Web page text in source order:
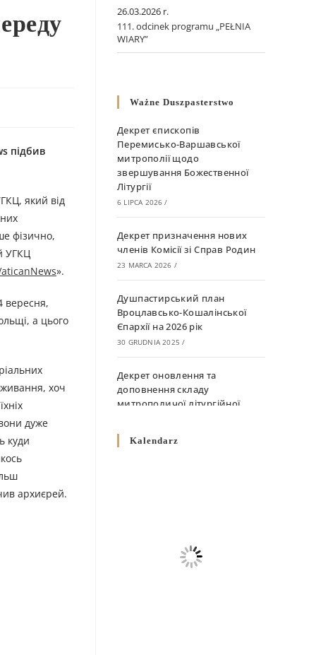
підбив
який від
фізично,
УГКЦ
».
вересня,
а цього
хоч
дуже
куди
архиєрей.
26.03.2026 r.
111. odcinek programu „PEŁNIA
WIARY”
Ważne Duszpasterstwo
Декрет єпископів
Перемисько-Варшавської
митрополії щодо
звершування Божественної
Літургії
6 LIPCA 2026 /
Декрет призначення нових
членів Комісії зі Справ Родин
23 MARCA 2026 /
Душпастирський план
Вроцлавсько-Кошалінської
Єпархії на 2026 рік
30 GRUDNIA 2025 /
Декрет оновлення та
доповнення складу
митрополичої літургійної
10 GRUDNIA 2025
Декрет про відзначення
Великодня і всіх рухомих
Kalendarz